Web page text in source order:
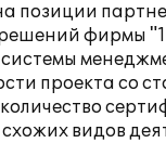
позиции
фирмы
проекта со
видов